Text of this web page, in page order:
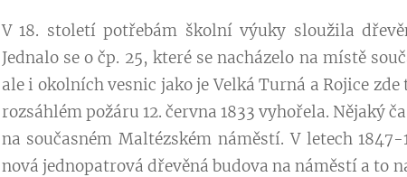
V 18. století potřebám školní výuky sloužila
Jednalo se o čp. 25, které se nacházelo na místě
ale i okolních vesnic jako je Velká Turná a Rojice
rozsáhlém požáru 12. června 1833 vyhořela. Nějaký
na současném Maltézském náměstí. V letech
nová jednopatrová dřevěná budova na náměstí a to